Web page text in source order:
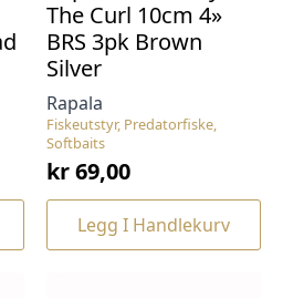
Fiskeutstyr, Predatorfiske,
Softbaits
Rapala
The Curl 10cm 4»
BRS 3pk Brown
Silver
kr69,00
Legg I Handlekurv